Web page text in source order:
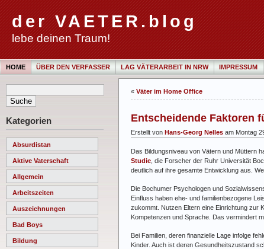
der VAETER.blog
lebe deinen Traum!
HOME ÜBER DEN VERFASSER LAG VÄTERARBEIT IN NRW IMPRESSUM
Kategorien
Absurdistan
Aktive Vaterschaft
Allgemein
Arbeitszeiten
Auszeichnungen
Bad Boys
Bildung
« Väter im Home Office
Entscheidende Faktoren
Erstellt von Hans-Georg Nelles am Montag
Das Bildungsniveau von Vätern und Müttern
Studie , die Forscher der Ruhr Universität
deutlich auf ihre gesamte Entwicklung aus.
Die Bochumer Psychologen und
Einfluss haben ehe- und familienbezogene
zukommt. Nutzen Eltern eine Einrichtung zur
Kompetenzen und Sprache. Das vermindert
Bei Familien, deren finanzielle Lage infolge
Kinder. Auch ist deren Gesundheitszustand